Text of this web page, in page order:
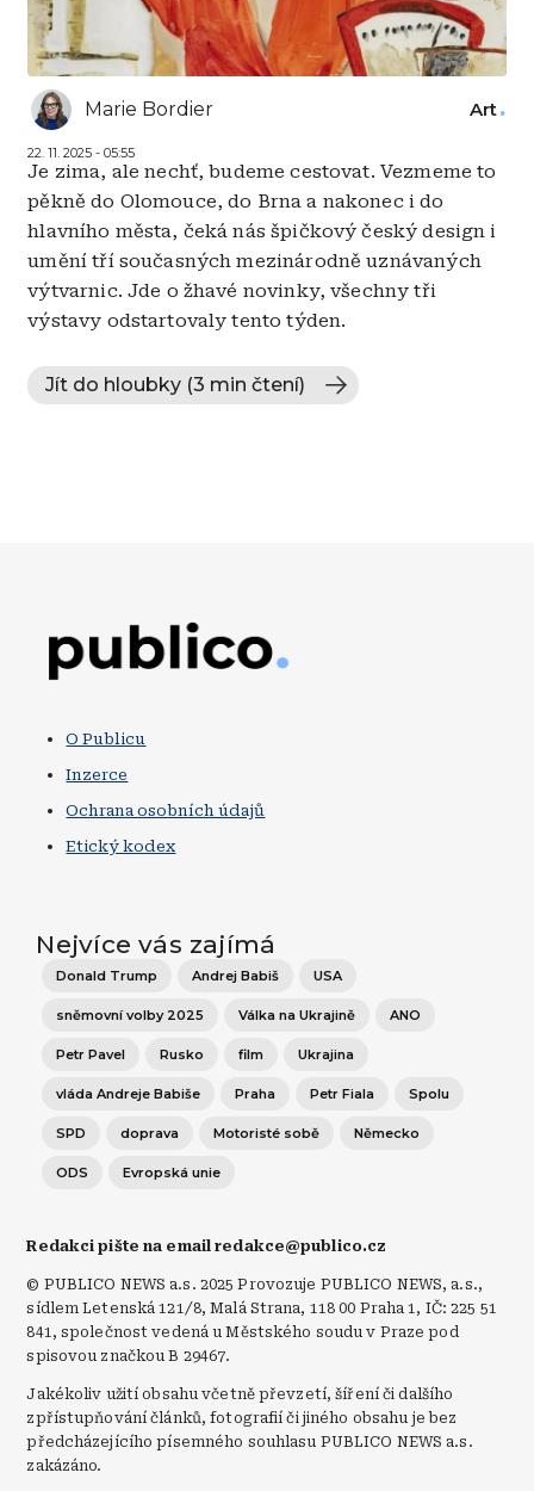
Marie Bordier
22. 11. 2025 - 05:55
Art
Je zima, ale nechť, budeme cestovat. Vezmeme to
pěkně do Olomouce, do Brna a nakonec i do
hlavního města, čeká nás špičkový český design i
umění tří současných mezinárodně uznávaných
výtvarnic. Jde o žhavé novinky, všechny tři
výstavy odstartovaly tento týden.
Jít do hloubky (3 min čtení)
O Publicu
Inzerce
Ochrana osobních údajů
Etický kodex
Nejvíce vás zajímá
Donald Trump Andrej Babiš USA
sněmovní volby 2025 Válka na Ukrajině ANO
Petr Pavel Rusko film Ukrajina
vláda Andreje Babiše Praha Petr Fiala Spolu
SPD doprava Motoristé sobě Německo
ODS Evropská unie
Redakci pište na email redakce@publico.cz
© PUBLICO NEWS a.s. 2025 Provozuje PUBLICO NEWS, a.s.,
sídlem Letenská 121/8, Malá Strana, 118 00 Praha 1, IČ: 225 51
841, společnost vedená u Městského soudu v Praze pod
spisovou značkou B 29467.
Jakékoliv užití obsahu včetně převzetí, šíření či dalšího
zpřístupňování článků, fotografií či jiného obsahu je bez
předcházejícího písemného souhlasu PUBLICO NEWS a.s.
zakázáno.